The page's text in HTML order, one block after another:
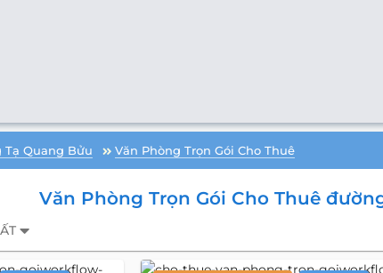
Tạ Quang Bửu Văn Phòng Trọn Gói Cho Thuê
Văn Phòng Trọn Gói Cho Thuê